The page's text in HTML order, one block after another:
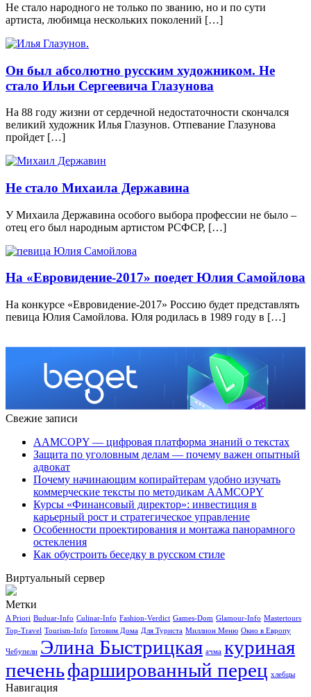
Не стало народного не только по званию, но и по сути
артиста, любимца нескольких поколений […]
Он был абсолютно русским художником. Не
стало Ильи Сергеевича Глазунова
На 88 году жизни от сердечной недостаточности скончался
великий художник Илья Глазунов. Отпевание Глазунова
пройдет […]
Не стало Михаила Державина
У Михаила Державина особого выбора профессии не было –
отец его был народным артистом РСФСР, […]
На «Евровидение-2017» поедет Юлия Самойлова
На конкурсе «Евровидение-2017» Россию будет представлять
певица Юлия Самойлова. Юля родилась в 1989 году в […]
Свежие записи
AAMCOPY — цифровая платформа знаний о текстах
Защита по уголовным делам — почему важен опытный
адвокат
Почему начинающим копирайтерам удобно изучать
коммерческие тексты по методикам AAMCOPY
Курсы «Финансовый директор»: инвестиция в
карьерный рост и стратегическое управление
Особенности проектирования и монтажа панорамного
остекления
Как обустроить беседку в русском стиле
Виртуальный сервер
Метки
A Priori Buduar-Info Culinar-Info Fashion-Verdict Games-Dom Glamour-Info Mastertours
Top-Travel Tourism-Info Готовим Дома Для Туриста Миллион Меню Окно в Европу
Чебупели Элина Быстрицкая ачма куриная
печеньфаршированный перец хлебцы
Навигация